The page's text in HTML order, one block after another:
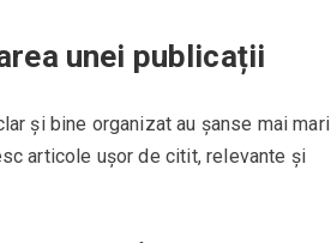
unei publicații
și bine organizat au șanse mai mari
articole ușor de citit, relevante și